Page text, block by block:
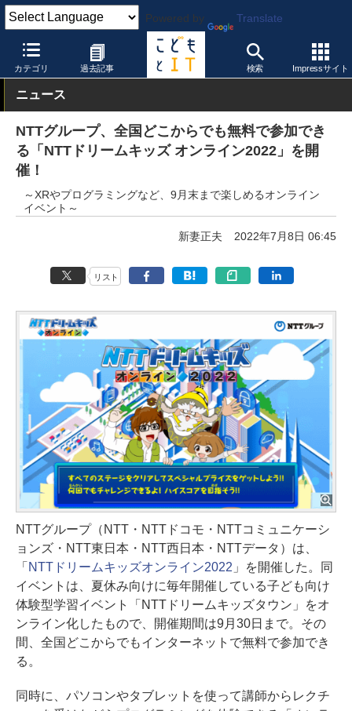
Powered by Translate
カテゴリ 過去記事 検索 Impressサイト
こどもとIT イベント・セミナー
ニュース
NTTグループ、全国どこからでも無料で参加でき
る「NTTドリームキッズ オンライン2022」を開
催！
～XRやプログラミングなど、9月末まで楽しめるオンライン
イベント～
新妻正夫 2022年7月8日 06:45
リスト
NTTグループ（NTT・NTTドコモ・NTTコミュニケーシ
ョンズ・NTT東日本・NTT西日本・NTTデータ）は、
「 NTTドリームキッズオンライン2022 」を開催した。同
イベントは、夏休み向けに毎年開催している子ども向け
体験型学習イベント「NTTドリームキッズタウン」をオ
ンライン化したもので、開催期間は9月30日まで。その
間、全国どこからでもインターネットで無料で参加でき
る。
同時に、パソコンやタブレットを使って講師からレクチ